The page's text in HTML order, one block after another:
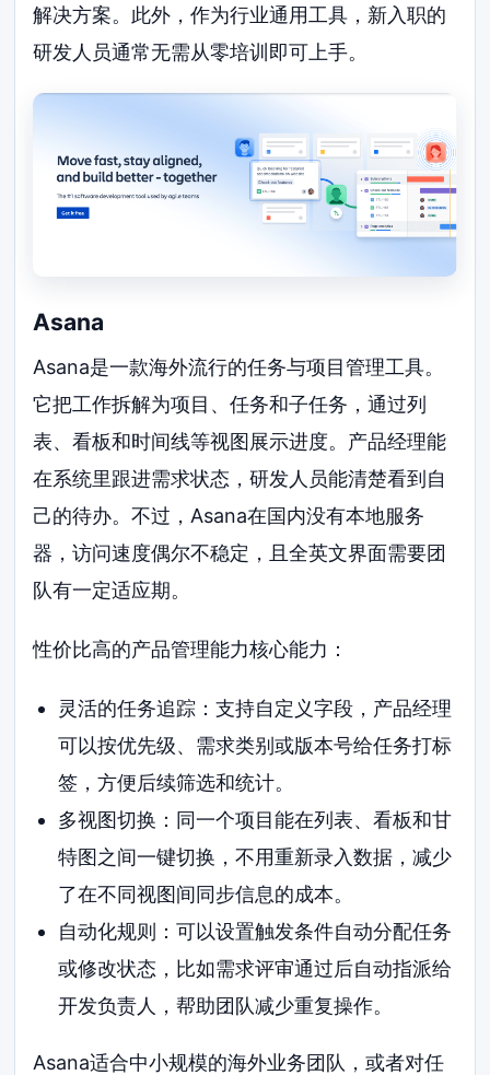
解决方案。此外，作为行业通用工具，新入职的
研发人员通常无需从零培训即可上手。
Asana
Asana是一款海外流行的任务与项目管理工具。
它把工作拆解为项目、任务和子任务，通过列
表、看板和时间线等视图展示进度。产品经理能
在系统里跟进需求状态，研发人员能清楚看到自
己的待办。不过，Asana在国内没有本地服务
器，访问速度偶尔不稳定，且全英文界面需要团
队有一定适应期。
性价比高的产品管理能力核心能力：
灵活的任务追踪：支持自定义字段，产品经理
可以按优先级、需求类别或版本号给任务打标
签，方便后续筛选和统计。
多视图切换：同一个项目能在列表、看板和甘
特图之间一键切换，不用重新录入数据，减少
了在不同视图间同步信息的成本。
自动化规则：可以设置触发条件自动分配任务
或修改状态，比如需求评审通过后自动指派给
开发负责人，帮助团队减少重复操作。
Asana适合中小规模的海外业务团队，或者对任